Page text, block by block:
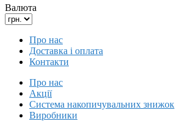
Валюта
Про нас
Доставка і оплата
Контакти
Про нас
Акції
Система накопичувальних знижок
Виробники